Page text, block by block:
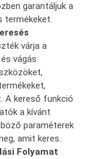
garantáljuk a
termékeket.
várja a
vágás
A kereső funkció
a kívánt
paraméterek
amit keres.
Folyamat